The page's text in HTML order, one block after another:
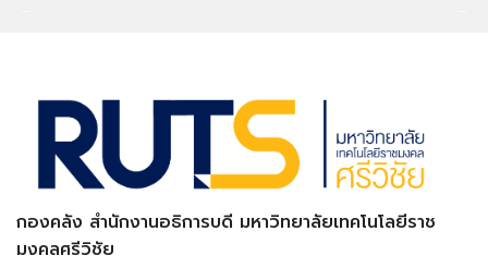
กองคลัง สำนักงานอธิการบดี มหาวิทยาลัยเทคโนโลยีราช
มงคลศรีวิชัย